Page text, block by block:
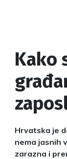
Kako
Hrvatska je
nema jasnih
zarazna i